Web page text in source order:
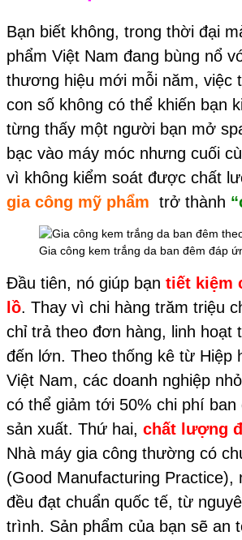
Bạn biết không, trong thời đại
phẩm Việt Nam đang bùng nổ
thương hiệu mới mỗi năm, việc
con số không có thể khiến bạn
từng thấy một người bạn mở
bạc vào máy móc nhưng cuối
vì không kiểm soát được chất
gia công mỹ phẩm trở thành
Gia công kem trắng da ban đêm đáp
Đầu tiên, nó giúp bạn tiết kiệm
lồ. Thay vì chi hàng trăm triệu
chỉ trả theo đơn hàng, linh hoạt
đến lớn. Theo thống kê từ Hiệp
Việt Nam, các doanh nghiệp
có thể giảm tới 50% chi phí
sản xuất. Thứ hai, chất lượng
Nhà máy gia công thường có
(Good Manufacturing Practice),
đều đạt chuẩn quốc tế, từ
trình. Sản phẩm của bạn sẽ an